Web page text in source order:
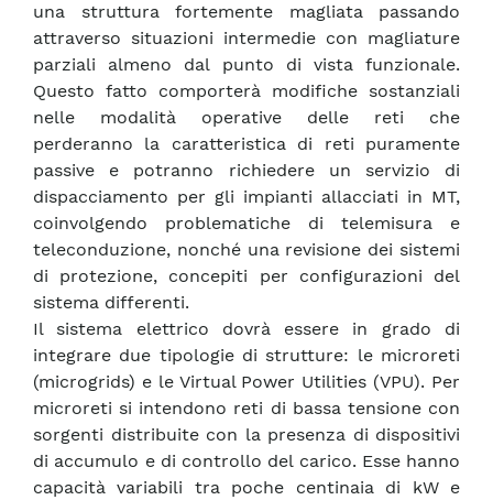
una struttura fortemente magliata passando
attraverso situazioni intermedie con magliature
parziali almeno dal punto di vista funzionale.
Questo fatto comporterà modifiche sostanziali
nelle modalità operative delle reti che
perderanno la caratteristica di reti puramente
passive e potranno richiedere un servizio di
dispacciamento per gli impianti allacciati in MT,
coinvolgendo problematiche di telemisura e
teleconduzione, nonché una revisione dei sistemi
di protezione, concepiti per configurazioni del
sistema differenti.
Il sistema elettrico dovrà essere in grado di
integrare due tipologie di strutture: le microreti
(microgrids) e le Virtual Power Utilities (VPU). Per
microreti si intendono reti di bassa tensione con
sorgenti distribuite con la presenza di dispositivi
di accumulo e di controllo del carico. Esse hanno
capacità variabili tra poche centinaia di kW e